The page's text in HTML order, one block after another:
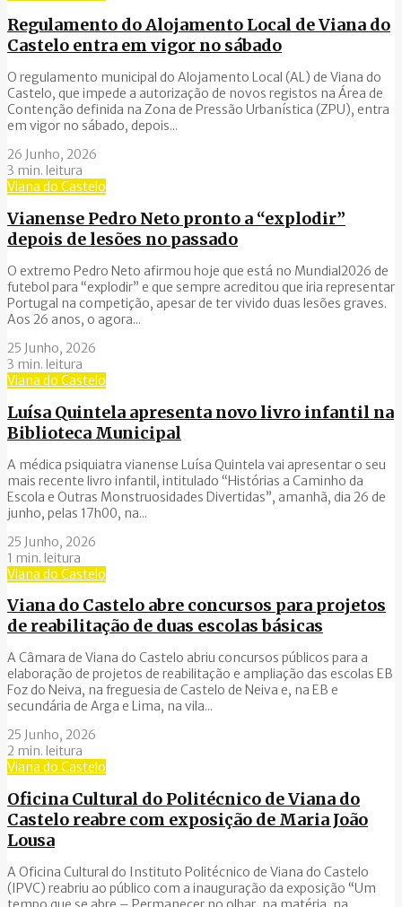
Regulamento do Alojamento Local de Viana do
Castelo entra em vigor no sábado
O regulamento municipal do Alojamento Local (AL) de Viana do
Castelo, que impede a autorização de novos registos na Área de
Contenção definida na Zona de Pressão Urbanística (ZPU), entra
em vigor no sábado, depois...
26 Junho, 2026
3 min. leitura
Viana do Castelo
Vianense Pedro Neto pronto a “explodir”
depois de lesões no passado
O extremo Pedro Neto afirmou hoje que está no Mundial2026 de
futebol para “explodir” e que sempre acreditou que iria representar
Portugal na competição, apesar de ter vivido duas lesões graves.
Aos 26 anos, o agora...
25 Junho, 2026
3 min. leitura
Viana do Castelo
Luísa Quintela apresenta novo livro infantil na
Biblioteca Municipal
A médica psiquiatra vianense Luísa Quintela vai apresentar o seu
mais recente livro infantil, intitulado “Histórias a Caminho da
Escola e Outras Monstruosidades Divertidas”, amanhã, dia 26 de
junho, pelas 17h00, na...
25 Junho, 2026
1 min. leitura
Viana do Castelo
Viana do Castelo abre concursos para projetos
de reabilitação de duas escolas básicas
A Câmara de Viana do Castelo abriu concursos públicos para a
elaboração de projetos de reabilitação e ampliação das escolas EB
Foz do Neiva, na freguesia de Castelo de Neiva e, na EB e
secundária de Arga e Lima, na vila...
25 Junho, 2026
2 min. leitura
Viana do Castelo
Oficina Cultural do Politécnico de Viana do
Castelo reabre com exposição de Maria João
Lousa
A Oficina Cultural do Instituto Politécnico de Viana do Castelo
(IPVC) reabriu ao público com a inauguração da exposição “Um